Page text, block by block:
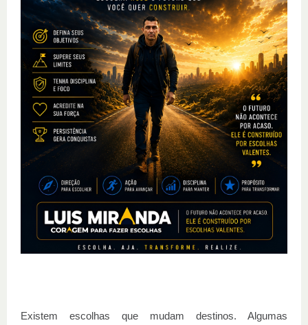
Existem escolhas que mudam destinos. Algumas